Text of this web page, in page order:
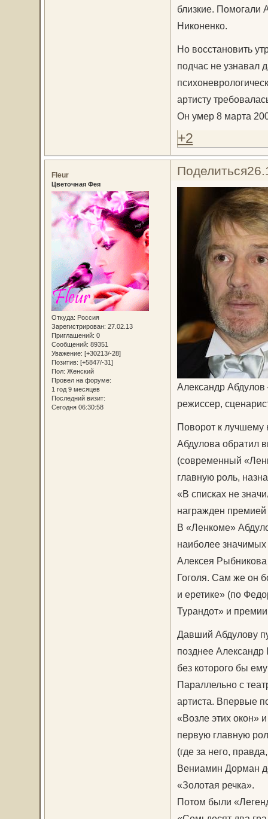
близкие. Помогали
Никоненко.
Но восстановить
подчас не узнавал
артисту
Он умер 8 марта
+2
Поделиться
Fleur
Цветочная Фея
Откуда: Россия
Зарегистрирован: 27.02.13
Приглашений: 0
Сообщений: 89351
Уважение: [+30213/-28]
Позитив: [+5847/-31]
Пол: Женский
Провел на форуме:
1 год 9 месяцев
Последний визит:
Сегодня 06:30:58
Александр Абдулов
режиссер,
Поворот к лучшему
Абдулова обратил
(современный
главную роль,
«В списках не
награжден
В «Ленкоме»
наиболее
Алексея
Гоголя. Сам же он
и еретике» (по
Турандот» и
Давший Абдулову
позднее
без которого бы
Параллельно с
артиста. Впервые
«Возле этих окон»
первую главную
(где за него,
Вениамин Дорман
«Золотая речка».
Потом были